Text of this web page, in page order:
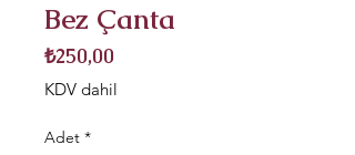
Bez Çanta
₺250,00
KDV dahil
Adet *